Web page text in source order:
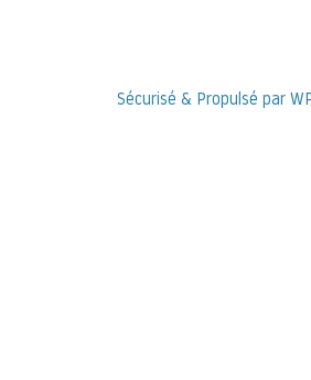
Sécurisé & Propulsé par